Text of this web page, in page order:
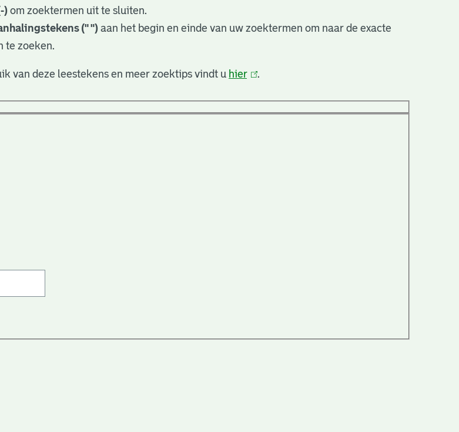
) om zoektermen uit te sluiten.
(" ") aan het begin en einde van uw zoektermen om naar de exacte
te zoeken.
van deze leestekens en meer zoektips vindt u hier(link
extern)
.